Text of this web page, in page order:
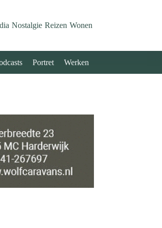
Nostalgie Reizen Wonen
Portret Werken